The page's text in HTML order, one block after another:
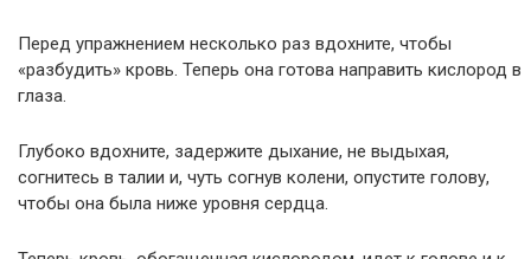
Перед упражнением несколько раз вдохните, чтобы
«разбудить» кровь. Теперь она готова направить кислород в
глаза.
Глубоко вдохните, задержите дыхание, не выдыхая,
согнитесь в талии и, чуть согнув колени, опустите голову,
чтобы она была ниже уровня сердца.